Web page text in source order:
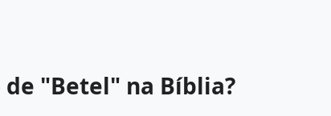
"Betel" na Bíblia?